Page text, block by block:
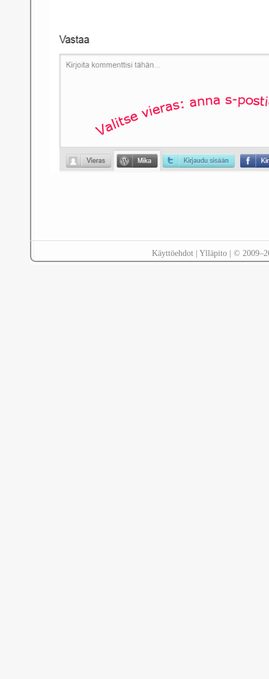
Käyttöehdot| Ylläpito| ©